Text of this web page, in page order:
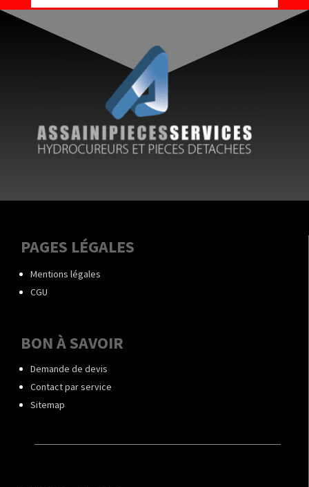
PAGES LÉGALES
Mentions légales
CGU
BON À SAVOIR
Demande de devis
Contact par service
Sitemap